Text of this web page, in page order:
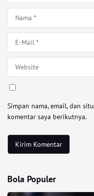
Simpan nama, email, dan
komentar saya berikutnya.
Bola Populer